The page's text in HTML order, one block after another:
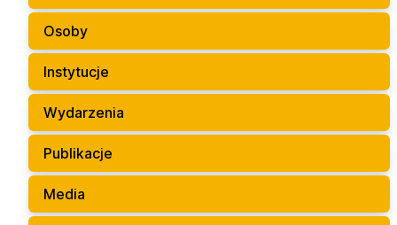
Osoby
Instytucje
Wydarzenia
Publikacje
Media